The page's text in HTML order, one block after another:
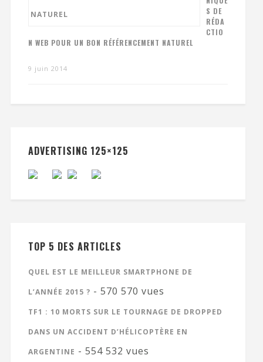
S DE
RÉDA
CTIO
N WEB POUR UN BON RÉFÉRENCEMENT NATUREL
9 juin 2014
ADVERTISING 125×125
TOP 5 DES ARTICLES
QUEL EST LE MEILLEUR SMARTPHONE DE
L’ANNÉE 2015 ? - 570 570 vues
TF1 : 10 MORTS SUR LE TOURNAGE DE DROPPED
DANS UN ACCIDENT D’HÉLICOPTÈRE EN
ARGENTINE - 554 532 vues